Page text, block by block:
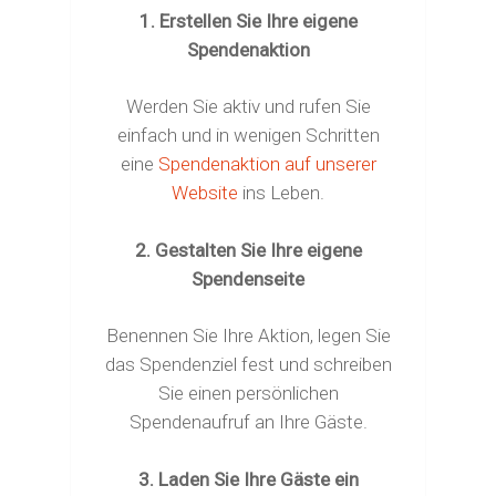
1. Erstellen Sie Ihre eigene
Spendenaktion
Werden Sie aktiv und rufen Sie
einfach und in wenigen Schritten
eine Spendenaktion auf unserer
Website ins Leben.
2. Gestalten Sie Ihre eigene
Spendenseite
Benennen Sie Ihre Aktion, legen Sie
das Spendenziel fest und schreiben
Sie einen persönlichen
Spendenaufruf an Ihre Gäste.
3. Laden Sie Ihre Gäste ein
Start